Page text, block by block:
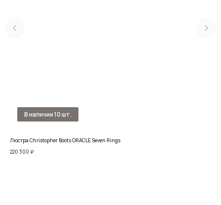
Люстра Christopher Boots ORACLE Seven Rings
220 300 ₽